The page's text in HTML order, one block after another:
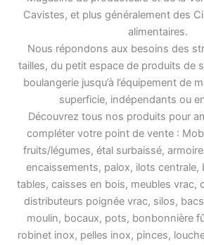
Cavistes, et plus généralement des
alimentaires.
Nous répondons aux besoins des
tailles, du petit espace de produits de
boulangerie jusqu’à l’équipement de
superficie, indépendants ou
Découvrez tous nos produits pour
compléter votre point de vente :
fruits/légumes, étal surbaissé,
encaissements, palox, ilots centrale,
tables, caisses en bois, meubles vrac,
distributeurs poignée vrac, silos,
moulin, bocaux, pots, bonbonnière
robinet inox, pelles inox, pinces,